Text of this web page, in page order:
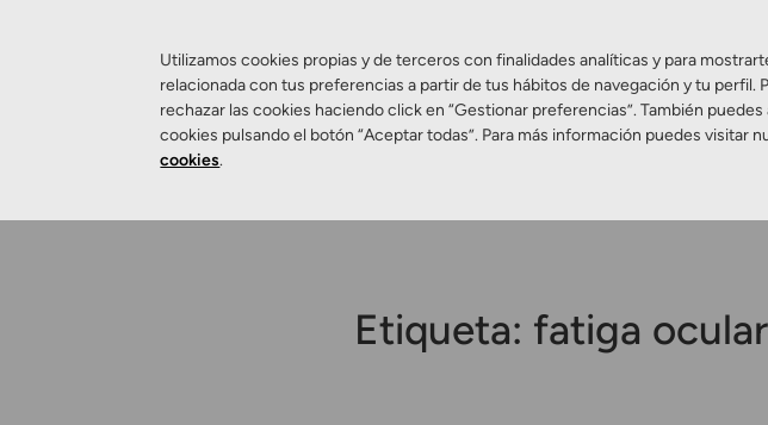
Salud Visual Ojo seco
Etiqueta: fatiga ocular
Utilizamos cookies propias y de terceros con finalidades analíticas y para
relacionada con tus preferencias a partir de tus hábitos de navegación y tu perfil.
rechazar las cookies haciendo click en “Gestionar preferencias”. También
cookies pulsando el botón “Aceptar todas”. Para más información puedes visitar
cookies.